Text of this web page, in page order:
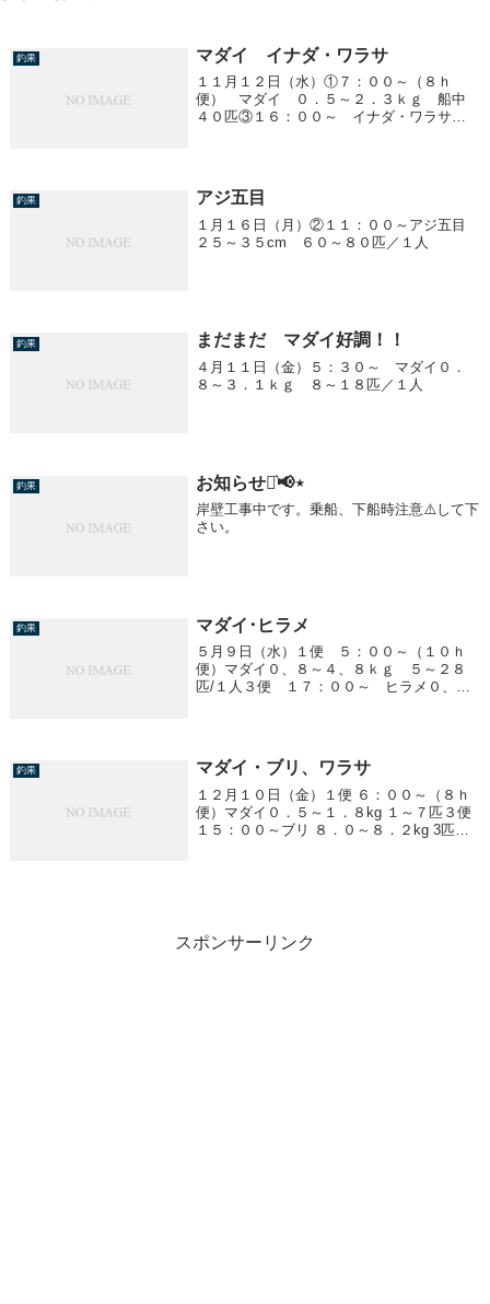
釣果 マダイ イナダ・ワラサ
１１月１２日（水）①７：００～（８ｈ
便） マダイ ０．５～２．３ｋｇ 船中
４０匹③１６：００～ イナダ・ワラサ
釣果 アジ五目
１月１６日（月）②１１：００～アジ五目
２５～３５cm ６０～８０匹／１人
釣果 まだまだ マダイ好調！！
４月１１日（金）５：３０～ マダイ０．
８～３．１ｋｇ ８～１８匹／１人
釣果 お知らせ⋆͛📢⋆
岸壁工事中です。乗船、下船時注意⚠️して下
さい。
釣果 マダイ･ヒラメ
５月９日（水）１便 ５：００～（１０ｈ
便）マダイ０、８～４、８ｋｇ ５～２８
匹/１人３便 １７：００～ ヒラメ０、８
釣果 マダイ・ブリ、ワラサ
１２月１０日（金）１便 ６：００～（８ｈ
便）マダイ０．５～１．８kg １～７匹３便
１５：００～ブリ ８．０～８．２kg 3匹ワ
スポンサーリンク